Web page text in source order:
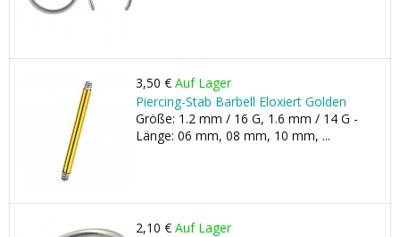
3,50 € Auf Lager
Piercing-Stab Barbell Eloxiert Golden
Größe: 1.2 mm / 16 G, 1.6 mm / 14 G -
Länge: 06 mm, 08 mm, 10 mm, ...
2,10 € Auf Lager